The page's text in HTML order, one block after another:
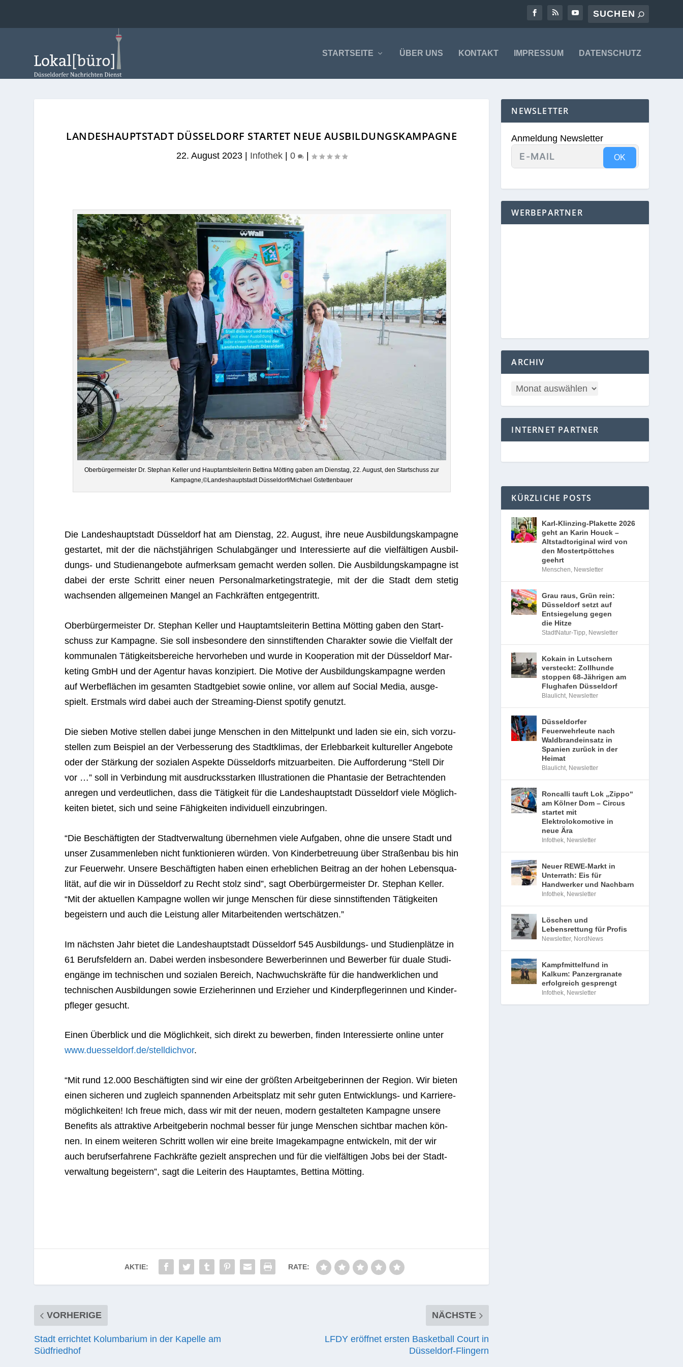
STARTSEITE ÜBER UNS KONTAKT IMPRESSUM DATENSCHUTZ
LANDESHAUPTSTADT DÜSSELDORF STARTET NEUE AUSBILDUNGSKAMPAGNE
22. August 2023| Infothek| 0 |
Ober­bür­ger­meis­ter Dr. Ste­phan Kel­ler und Haupt­amts­lei­te­rin Bet­tina Möt­ting gaben am Diens­tag, 22. August, den Start­schuss zur
Kampagne,©Landeshauptstadt Düsseldorf/Michael Gstettenbauer
Die Lan­des­haupt­stadt Düs­sel­dorf hat am Diens­tag, 22. August, ihre neue Aus­bil­dungs­kam­pa­gne
gestar­tet, mit der die nächst­jäh­ri­gen Schul­ab­gän­ger und Inter­es­sierte auf die viel­fäl­ti­gen Aus­bil­
dungs- und Stu­di­en­an­ge­bote auf­merk­sam gemacht wer­den sol­len. Die Aus­bil­dungs­kam­pa­gne ist
dabei der erste Schritt einer neuen Per­so­nal­mar­ke­ting­stra­te­gie, mit der die Stadt dem ste­tig
wach­sen­den all­ge­mei­nen Man­gel an Fach­kräf­ten entgegentritt.
Ober­bür­ger­meis­ter Dr. Ste­phan Kel­ler und Haupt­amts­lei­te­rin Bet­tina Möt­ting gaben den Start­
schuss zur Kam­pa­gne. Sie soll ins­be­son­dere den sinn­stif­ten­den Cha­rak­ter sowie die Viel­falt der
kom­mu­na­len Tätig­keits­be­rei­che her­vor­he­ben und wurde in Koope­ra­tion mit der Düs­sel­dorf Mar­
ke­ting GmbH und der Agen­tur havas kon­zi­piert. Die Motive der Aus­bil­dungs­kam­pa­gne wer­den
auf Wer­be­flä­chen im gesam­ten Stadt­ge­biet sowie online, vor allem auf Social Media, aus­ge­
spielt. Erst­mals wird dabei auch der Strea­ming-Dienst spo­tify genutzt.
Die sie­ben Motive stel­len dabei junge Men­schen in den Mit­tel­punkt und laden sie ein, sich vor­zu­
stel­len zum Bei­spiel an der Ver­bes­se­rung des Stadt­kli­mas, der Erleb­bar­keit kul­tu­rel­ler Ange­bote
oder der Stär­kung der sozia­len Aspekte Düs­sel­dorfs mit­zu­ar­bei­ten. Die Auf­for­de­rung “Stell Dir
vor …” soll in Ver­bin­dung mit aus­drucks­star­ken Illus­tra­tio­nen die Phan­ta­sie der Betrach­ten­den
anre­gen und ver­deut­li­chen, dass die Tätig­keit für die Lan­des­haupt­stadt Düs­sel­dorf viele Mög­lich­
kei­ten bie­tet, sich und seine Fähig­kei­ten indi­vi­du­ell einzubringen.
“Die Beschäf­tig­ten der Stadt­ver­wal­tung über­neh­men viele Auf­ga­ben, ohne die unsere Stadt und
unser Zusam­men­le­ben nicht funk­tio­nie­ren wür­den. Von Kin­der­be­treu­ung über Stra­ßen­bau bis hin
zur Feu­er­wehr. Unsere Beschäf­tig­ten haben einen erheb­li­chen Bei­trag an der hohen Lebens­qua­
li­tät, auf die wir in Düs­sel­dorf zu Recht stolz sind”, sagt Ober­bür­ger­meis­ter Dr. Ste­phan Kel­ler.
“Mit der aktu­el­len Kam­pa­gne wol­len wir junge Men­schen für diese sinn­stif­ten­den Tätig­kei­ten
begeis­tern und auch die Leis­tung aller Mit­ar­bei­ten­den wertschätzen.”
Im nächs­ten Jahr bie­tet die Lan­des­haupt­stadt Düs­sel­dorf 545 Aus­bil­dungs- und Stu­di­en­plätze in
61 Berufs­fel­dern an. Dabei wer­den ins­be­son­dere Bewer­be­rin­nen und Bewer­ber für duale Stu­di­
en­gänge im tech­ni­schen und sozia­len Bereich, Nach­wuchs­kräfte für die hand­werk­li­chen und
tech­ni­schen Aus­bil­dun­gen sowie Erzie­he­rin­nen und Erzie­her und Kin­der­pfle­ge­rin­nen und Kin­der­
pfle­ger gesucht.
Einen Über­blick und die Mög­lich­keit, sich direkt zu bewer­ben, fin­den Inter­es­sierte online unter
www.duesseldorf.de/stelldichvor.
“Mit rund 12.000 Beschäf­tig­ten sind wir eine der größ­ten Arbeit­ge­be­rin­nen der Region. Wir bie­ten
einen siche­ren und zugleich span­nen­den Arbeits­platz mit sehr guten Ent­wick­lungs- und Kar­rie­re­
mög­lich­kei­ten! Ich freue mich, dass wir mit der neuen, modern gestal­te­ten Kam­pa­gne unsere
Bene­fits als attrak­tive Arbeit­ge­be­rin noch­mal bes­ser für junge Men­schen sicht­bar machen kön­
nen. In einem wei­te­ren Schritt wol­len wir eine breite Image­kam­pa­gne ent­wi­ckeln, mit der wir
auch berufs­er­fah­rene Fach­kräfte gezielt anspre­chen und für die viel­fäl­ti­gen Jobs bei der Stadt­
ver­wal­tung begeis­tern”, sagt die Lei­te­rin des Haupt­am­tes, Bet­tina Mötting.
AKTIE: RATE:
VORHERIGE
Stadt errichtet Kolumbarium in der Kapelle am
Südfriedhof
NÄCHSTE
LFDY eröffnet ersten Basketball Court in
Düsseldorf-Flingern
NEWSLETTER
Anmeldung Newsletter
OK
WERBEPARTNER
ARCHIV
INTERNET PARTNER
KÜRZLICHE POSTS
Karl-Klinzing-Plakette 2026
geht an Karin Houck –
Altstadtoriginal wird von
den Mostertpöttches
geehrt
Menschen, Newsletter
Grau raus, Grün rein:
Düsseldorf setzt auf
Entsiegelung gegen
die Hitze
StadtNatur-Tipp, Newsletter
Kokain in Lutschern
versteckt: Zollhunde
stoppen 68-Jährigen am
Flughafen Düsseldorf
Blaulicht, Newsletter
Düsseldorfer
Feuerwehrleute nach
Waldbrandeinsatz in
Spanien zurück in der
Heimat
Blaulicht, Newsletter
Roncalli tauft Lok „Zippo“
am Kölner Dom – Circus
startet mit
Elektrolokomotive in
neue Ära
Infothek, Newsletter
Neuer REWE-Markt in
Unterrath: Eis für
Handwerker und Nachbarn
Infothek, Newsletter
Löschen und
Lebensrettung für Profis
Newsletter, NordNews
Kampfmittelfund in
Kalkum: Panzergranate
erfolgreich gesprengt
Infothek, Newsletter